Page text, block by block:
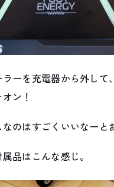
ーを充電器から外して
ン！
のはすごくいいなーと
品はこんな感じ。